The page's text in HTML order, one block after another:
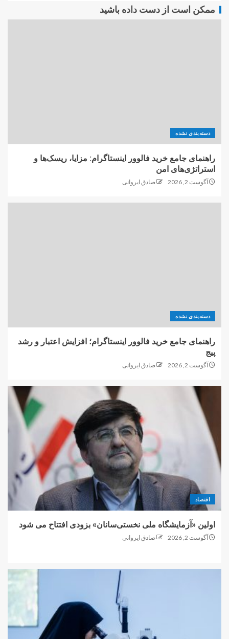
ممکن است از دست داده باشید
دسته‌بندی نشده
راهنمای جامع خرید فالوور اینستاگرام: مزایا، ریسک‌ها و
استراتژی‌های امن
آگوست 2, 2026 صادق ایروانی
دسته‌بندی نشده
راهنمای جامع خرید فالوور اینستاگرام؛ افزایش اعتبار و رشد
پیج
آگوست 2, 2026 صادق ایروانی
اقتصاد
اولین «آزمایشگاه ملی نخستی‌سانان» بزودی افتتاح می شود
آگوست 2, 2026 صادق ایروانی